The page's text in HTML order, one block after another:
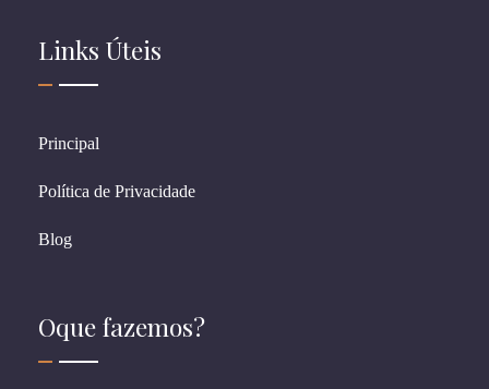
Links Úteis
Principal
Política de Privacidade
Blog
Oque fazemos?